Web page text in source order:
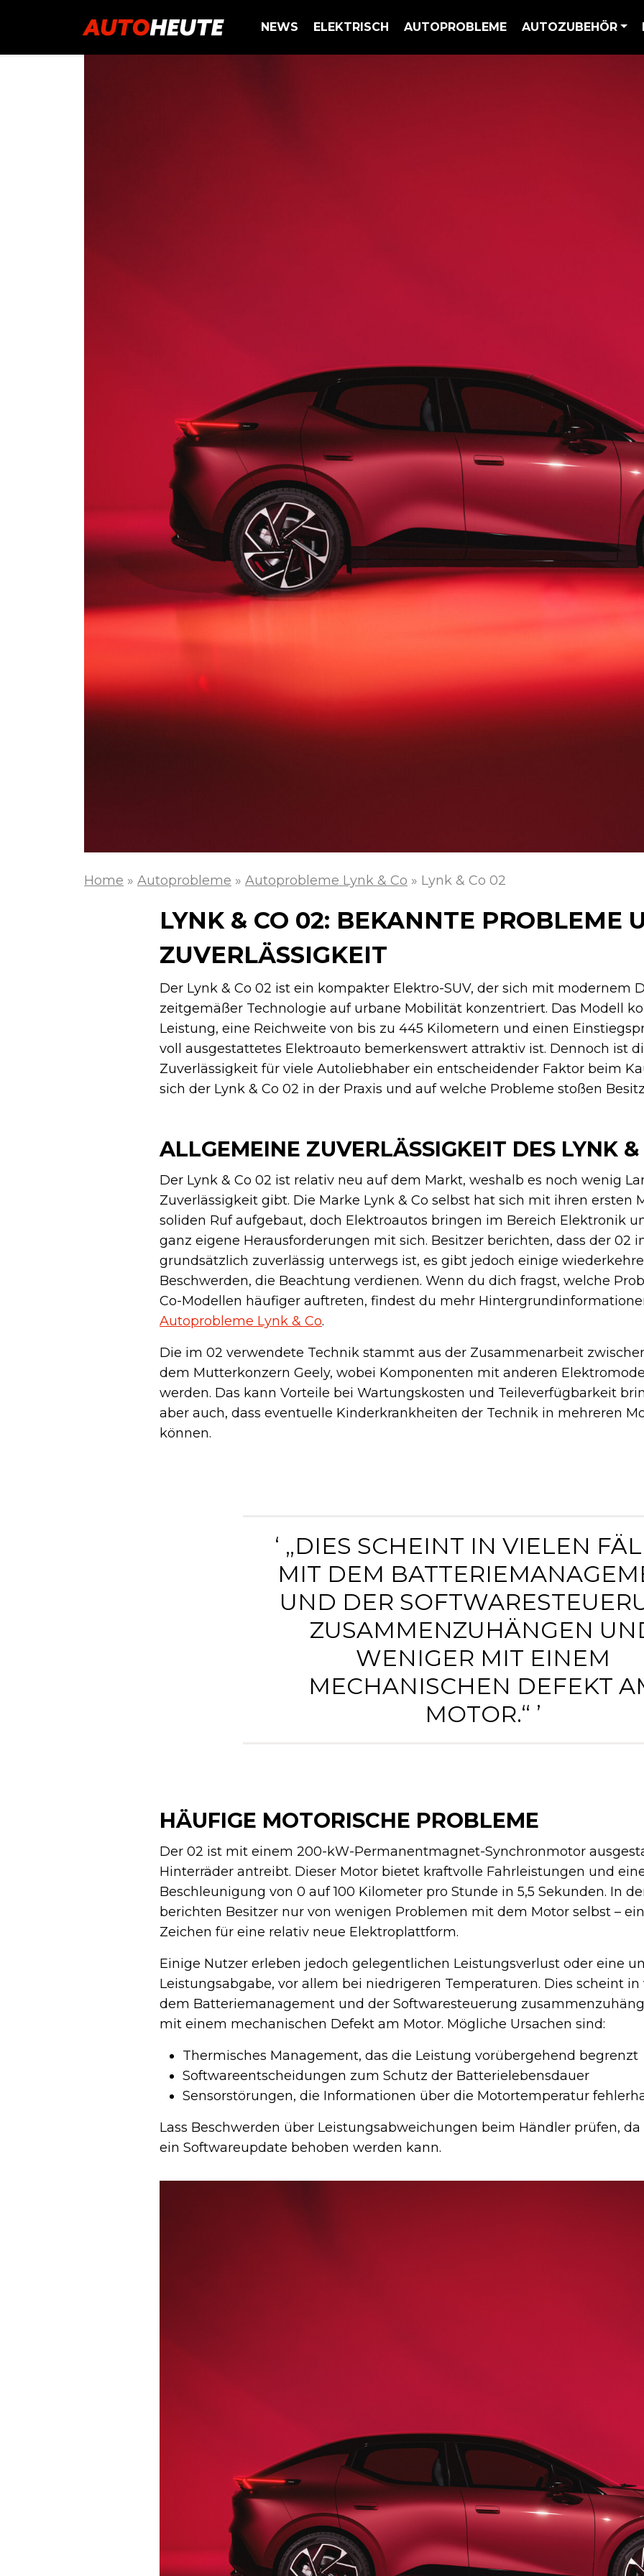
NEWS ELEKTRISCH AUTOPROBLEME AUTOZUBEHÖR
Home » Autoprobleme » Autoprobleme Lynk & Co » Lynk & Co 02
LYNK & CO 02: BEKANNTE PROBLEME
ZUVERLÄSSIGKEIT
Der Lynk & Co 02 ist ein kompakter Elektro-SUV, der sich mit modernem
zeitgemäßer Technologie auf urbane Mobilität konzentriert. Das Modell
Leistung, eine Reichweite von bis zu 445 Kilometern und einen
voll ausgestattetes Elektroauto bemerkenswert attraktiv ist. Dennoch ist
Zuverlässigkeit für viele Autoliebhaber ein entscheidender Faktor beim
sich der Lynk & Co 02 in der Praxis und auf welche Probleme stoßen
ALLGEMEINE ZUVERLÄSSIGKEIT DES LYNK
Der Lynk & Co 02 ist relativ neu auf dem Markt, weshalb es noch wenig
Zuverlässigkeit gibt. Die Marke Lynk & Co selbst hat sich mit ihren ersten
soliden Ruf aufgebaut, doch Elektroautos bringen im Bereich Elektronik
ganz eigene Herausforderungen mit sich. Besitzer berichten, dass der 02
grundsätzlich zuverlässig unterwegs ist, es gibt jedoch einige
Beschwerden, die Beachtung verdienen. Wenn du dich fragst, welche
Co-Modellen häufiger auftreten, findest du mehr
Autoprobleme Lynk & Co.
Die im 02 verwendete Technik stammt aus der Zusammenarbeit
dem Mutterkonzern Geely, wobei Komponenten mit anderen
werden. Das kann Vorteile bei Wartungskosten und Teileverfügbarkeit
aber auch, dass eventuelle Kinderkrankheiten der Technik in mehreren
können.
‘ „DIES SCHEINT IN VIELEN
MIT DEM
UND DER
ZUSAMMENZUHÄNGEN
WENIGER MIT EINEM
MECHANISCHEN DEFEKT
MOTOR.“ ’
HÄUFIGE MOTORISCHE PROBLEME
Der 02 ist mit einem 200-kW-Permanentmagnet-Synchronmotor
Hinterräder antreibt. Dieser Motor bietet kraftvolle Fahrleistungen und
Beschleunigung von 0 auf 100 Kilometer pro Stunde in 5,5 Sekunden. In
berichten Besitzer nur von wenigen Problemen mit dem Motor selbst –
Zeichen für eine relativ neue Elektroplattform.
Einige Nutzer erleben jedoch gelegentlichen Leistungsverlust oder eine
Leistungsabgabe, vor allem bei niedrigeren Temperaturen. Dies scheint
dem Batteriemanagement und der Softwaresteuerung
mit einem mechanischen Defekt am Motor. Mögliche Ursachen sind:
Thermisches Management, das die Leistung vorübergehend begrenzt
Softwareentscheidungen zum Schutz der Batterielebensdauer
Sensorstörungen, die Informationen über die Motortemperatur
Lass Beschwerden über Leistungsabweichungen beim Händler prüfen,
ein Softwareupdate behoben werden kann.